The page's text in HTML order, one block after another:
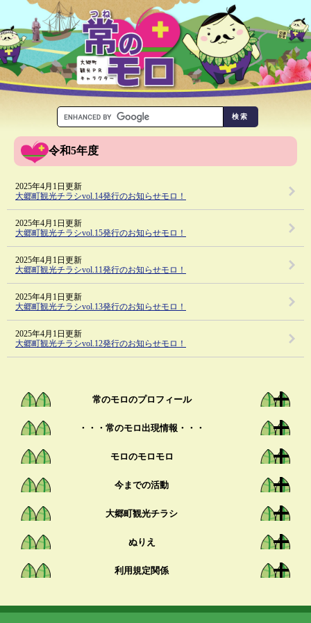
令和5年度
2025年4月1日更新
大郷町観光チラシvol.14発行のお知らせモロ！
2025年4月1日更新
大郷町観光チラシvol.15発行のお知らせモロ！
2025年4月1日更新
大郷町観光チラシvol.11発行のお知らせモロ！
2025年4月1日更新
大郷町観光チラシvol.13発行のお知らせモロ！
2025年4月1日更新
大郷町観光チラシvol.12発行のお知らせモロ！
常のモロのプロフィール
・・・常のモロ出現情報・・・
モロのモロモロ
今までの活動
大郷町観光チラシ
ぬりえ
利用規定関係